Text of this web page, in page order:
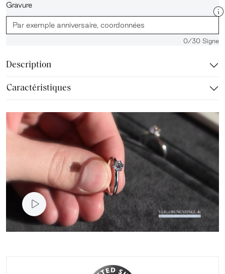
Gravure
0/30 Signe
Description
Caractéristiques
vidéo du produit